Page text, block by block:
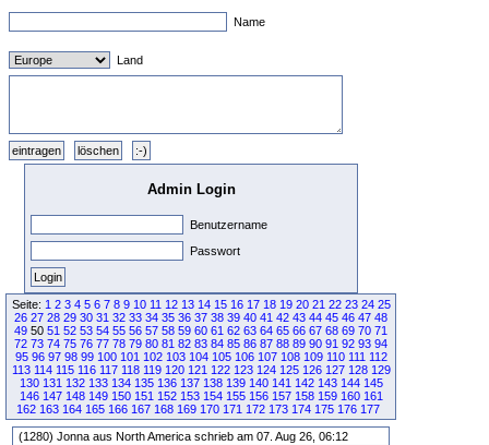
Name
Land
Admin Login
Benutzername
Passwort
Seite: 1 2 3 4 5 6 7 8 9 10 11 12 13 14 15 16 17 18 19 20 21 22 23 24 25
26 27 28 29 30 31 32 33 34 35 36 37 38 39 40 41 42 43 44 45 46 47 48
49 50 51 52 53 54 55 56 57 58 59 60 61 62 63 64 65 66 67 68 69 70 71
72 73 74 75 76 77 78 79 80 81 82 83 84 85 86 87 88 89 90 91 92 93 94
95 96 97 98 99 100 101 102 103 104 105 106 107 108 109 110 111 112
113 114 115 116 117 118 119 120 121 122 123 124 125 126 127 128 129
130 131 132 133 134 135 136 137 138 139 140 141 142 143 144 145
146 147 148 149 150 151 152 153 154 155 156 157 158 159 160 161
162 163 164 165 166 167 168 169 170 171 172 173 174 175 176 177
(1280) Jonna aus North America schrieb am 07. Aug 26, 06:12